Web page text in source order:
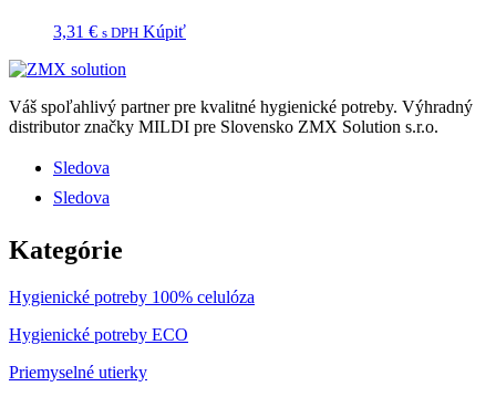
3,31 € s DPH Kúpiť
Váš spoľahlivý partner pre kvalitné hygienické potreby. Výhradný
distributor značky MILDI pre Slovensko ZMX Solution s.r.o.
Sledova
Sledova
Kategórie
Hygienické potreby 100% celulóza
Hygienické potreby ECO
Priemyselné utierky